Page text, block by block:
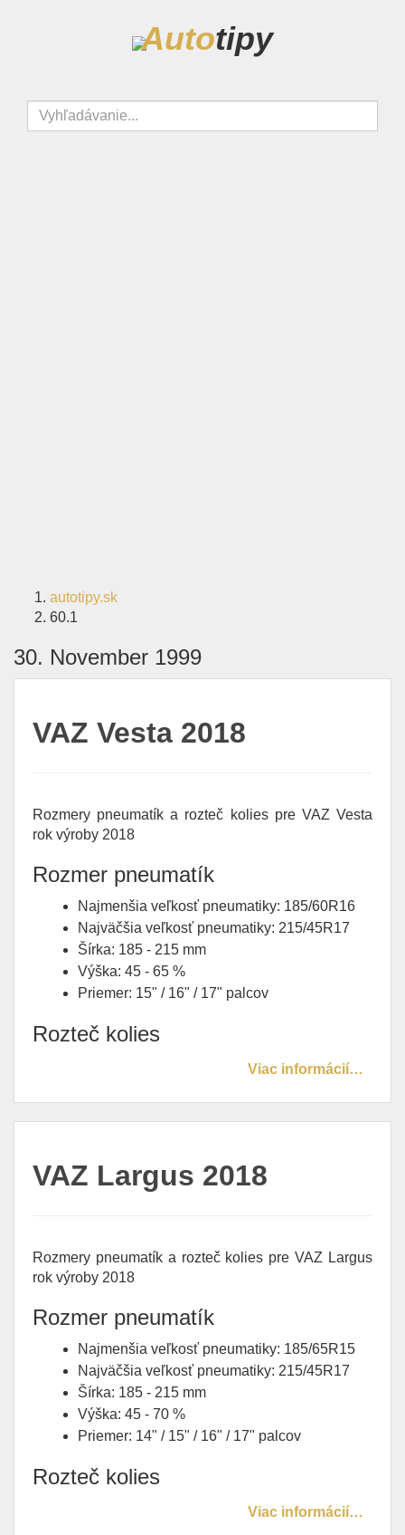
Autotipy
autotipy.sk
60.1
30. November 1999
VAZ Vesta 2018
Rozmery pneumatík a rozteč kolies pre VAZ Vesta
rok výroby 2018
Rozmer pneumatík
Najmenšia veľkosť pneumatiky: 185/60R16
Najväčšia veľkosť pneumatiky: 215/45R17
Šírka: 185 - 215 mm
Výška: 45 - 65 %
Priemer: 15" / 16" / 17" palcov
Rozteč kolies
Viac informácií…
VAZ Largus 2018
Rozmery pneumatík a rozteč kolies pre VAZ Largus
rok výroby 2018
Rozmer pneumatík
Najmenšia veľkosť pneumatiky: 185/65R15
Najväčšia veľkosť pneumatiky: 215/45R17
Šírka: 185 - 215 mm
Výška: 45 - 70 %
Priemer: 14" / 15" / 16" / 17" palcov
Rozteč kolies
Viac informácií…